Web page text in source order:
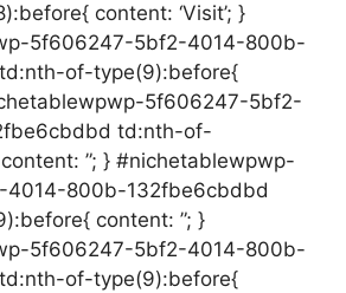
content: ‘Visit’; }
5f606247-5bf2-4014-800b-
of-type(9):before{
5f606247-5bf2-
td:nth-of-
”; } #nichetablewpwp-
800b-132fbe6cbdbd
content: ”; }
5f606247-5bf2-4014-800b-
of-type(9):before{